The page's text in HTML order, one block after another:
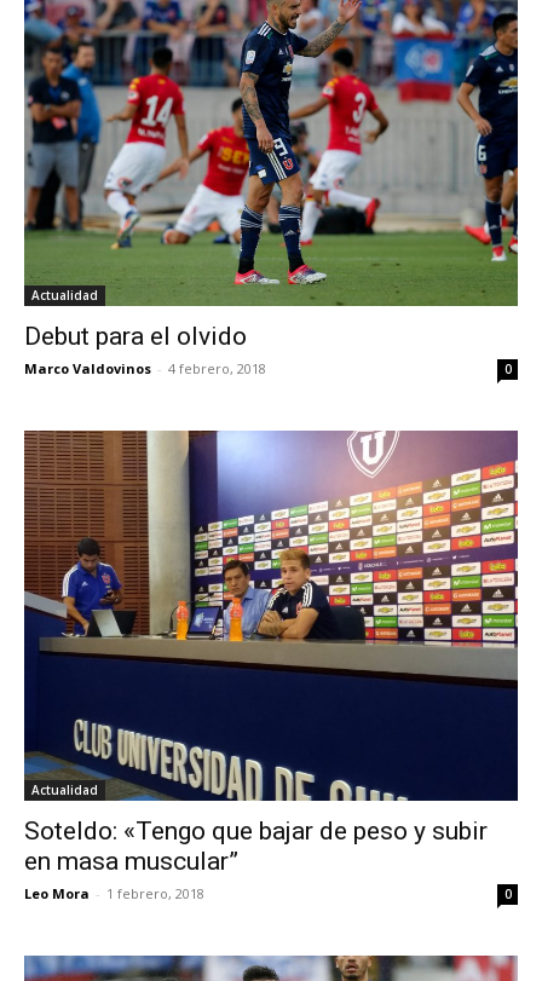
Actualidad
Debut para el olvido
Marco Valdovinos - 4 febrero, 2018 0
Actualidad
Soteldo: «Tengo que bajar de peso y subir
en masa muscular”
Leo Mora - 1 febrero, 2018 0